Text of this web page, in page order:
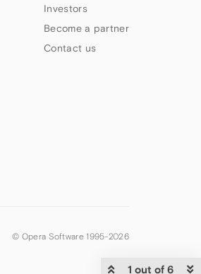
1 out of 6
Investors
Become a partner
Contact us
© Opera Software 1995-2026